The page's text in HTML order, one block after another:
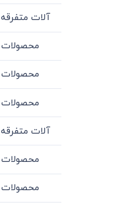
آلات
محصولات
محصولات
محصولات
آلات
محصولات
محصولات